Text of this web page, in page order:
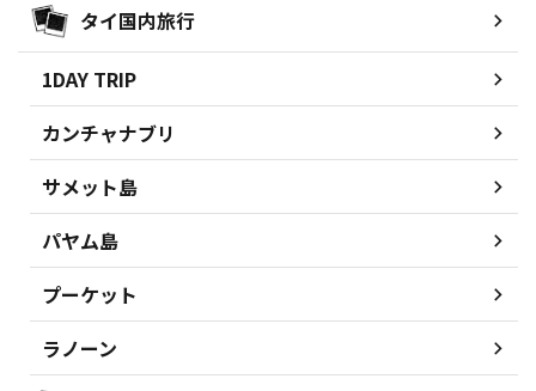
タイ国内旅行
1DAY TRIP
カンチャナブリ
サメット島
パヤム島
プーケット
ラノーン